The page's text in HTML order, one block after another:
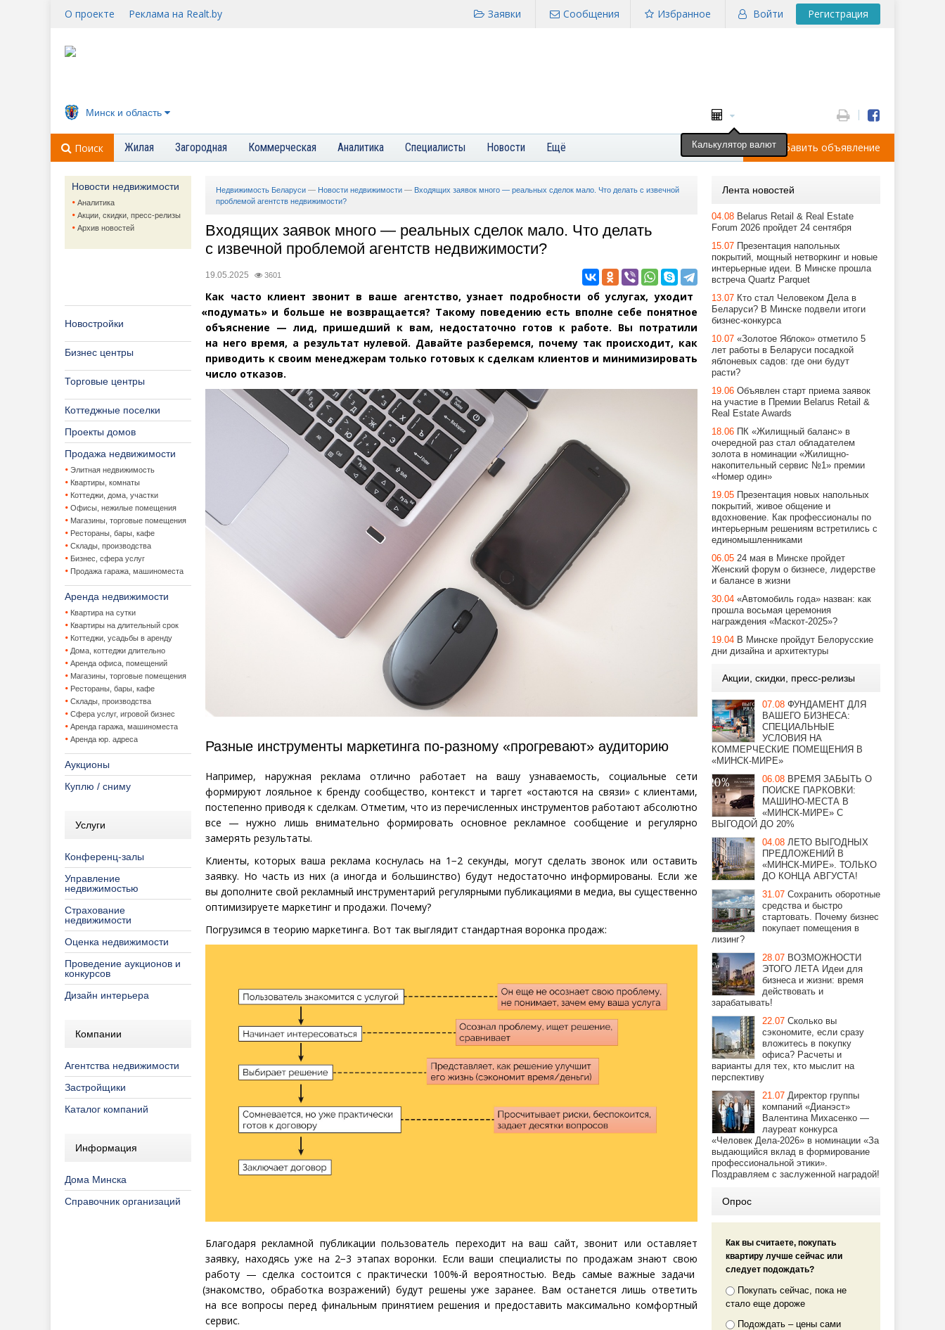
О проекте Реклама на Realt.by Войти Регистрация
Избранное
Сообщения
Заявки
Минск и область
Поиск Жилая Загородная Коммерческая Аналитика Специалисты Новости Ещё Добавить объявление
Новости недвижимости
Аналитика
Акции, скидки, пресс-релизы
Архив новостей
Новостройки
Бизнес центры
Торговые центры
Коттеджные поселки
Проекты домов
Продажа недвижимости
Элитная недвижимость
Квартиры, комнаты
Коттеджи, дома, участки
Офисы, нежилые помещения
Магазины, торговые помещения
Рестораны, бары, кафе
Склады, производства
Бизнес, сфера услуг
Продажа гаража, машиноместа
Аренда недвижимости
Квартира на сутки
Квартиры на длительный срок
Коттеджи, усадьбы в аренду
Дома, коттеджи длительно
Аренда офиса, помещений
Магазины, торговые помещения
Рестораны, бары, кафе
Склады, производства
Сфера услуг, игровой бизнес
Аренда гаража, машиноместа
Аренда юр. адреса
Аукционы
Куплю / сниму
Услуги
Конференц-залы
Управление
недвижимостью
Страхование
недвижимости
Оценка недвижимости
Проведение аукционов и
конкурсов
Дизайн интерьера
Компании
Агентства недвижимости
Застройщики
Каталог компаний
Информация
Дома Минска
Справочник организаций
Недвижимость Беларуси — Новости недвижимости — Входящих заявок много — реальных сделок мало. Что делать с извечной
проблемой агентств недвижимости?
Входящих заявок много — реальных сделок мало. Что делать
с извечной проблемой агентств недвижимости?
19.05.2025 3601
Как часто клиент звонит в ваше агентство, узнает подробности об услугах, уходит
«подумать» и больше не возвращается? Такому поведению есть вполне себе понятное
объяснение — лид, пришедший к вам, недостаточно готов к работе. Вы потратили
на него время, а результат нулевой. Давайте разберемся, почему так происходит, как
приводить к своим менеджерам только готовых к сделкам клиентов и минимизировать
число отказов.
Разные инструменты маркетинга по-разному «прогревают» аудиторию
Например, наружная реклама отлично работает на вашу узнаваемость, социальные сети
формируют лояльное к бренду сообщество, контекст и таргет «остаются на связи» с клиентами,
постепенно приводя к сделкам. Отметим, что из перечисленных инструментов работают абсолютно
все — нужно лишь внимательно формировать основное рекламное сообщение и регулярно
замерять результаты.
Клиенты, которых ваша реклама коснулась на 1−2 секунды, могут сделать звонок или оставить
заявку. Но часть из них (а иногда и большинство) будут недостаточно информированы. Если же
вы дополните свой рекламный инструментарий регулярными публикациями в медиа, вы существенно
оптимизируете маркетинг и продажи. Почему?
Погрузимся в теорию маркетинга. Вот так выглядит стандартная воронка продаж:
Благодаря рекламной публикации пользователь переходит на ваш сайт, звонит или оставляет
заявку, находясь уже на 2−3 этапах воронки. Если ваши специалисты по продажам знают свою
работу — сделка состоится с практически 100%-й вероятностью. Ведь самые важные задачи
(знакомство, обработка возражений) будут решены уже заранее. Вам останется лишь ответить
на все вопросы перед финальным принятием решения и предоставить максимально комфортный
сервис.
Лента новостей
04.08 Belarus Retail & Real Estate
Forum 2026 пройдет 24 сентября
15.07 Презентация напольных
покрытий, мощный нетворкинг и новые
интерьерные идеи. В Минске прошла
встреча Quartz Parquet
13.07 Кто стал Человеком Дела в
Беларуси? В Минске подвели итоги
бизнес-конкурса
10.07 «Золотое Яблоко» отметило 5
лет работы в Беларуси посадкой
яблоневых садов: где они будут
расти?
19.06 Объявлен старт приема заявок
на участие в Премии Belarus Retail &
Real Estate Awards
18.06 ПК «Жилищный баланс» в
очередной раз стал обладателем
золота в номинации «Жилищно-
накопительный сервис №1» премии
«Номер один»
19.05 Презентация новых напольных
покрытий, живое общение и
вдохновение. Как профессионалы по
интерьерным решениям встретились с
единомышленниками
06.05 24 мая в Минске пройдет
Женский форум о бизнесе, лидерстве
и балансе в жизни
30.04 «Автомобиль года» назван: как
прошла восьмая церемония
награждения «Маскот-2025»?
19.04 В Минске пройдут Белорусские
дни дизайна и архитектуры
Акции, скидки, пресс-релизы
07.08 ФУНДАМЕНТ ДЛЯ
ВАШЕГО БИЗНЕСА:
СПЕЦИАЛЬНЫЕ
УСЛОВИЯ НА
КОММЕРЧЕСКИЕ ПОМЕЩЕНИЯ В
«МИНСК-МИРЕ»
06.08 ВРЕМЯ ЗАБЫТЬ О
ПОИСКЕ ПАРКОВКИ:
МАШИНО-МЕСТА В
«МИНСК-МИРЕ» С
ВЫГОДОЙ ДО 20%
04.08 ЛЕТО ВЫГОДНЫХ
ПРЕДЛОЖЕНИЙ В
«МИНСК-МИРЕ». ТОЛЬКО
ДО КОНЦА АВГУСТА!
31.07 Сохранить оборотные
средства и быстро
стартовать. Почему бизнес
покупает помещения в
лизинг?
28.07 ВОЗМОЖНОСТИ
ЭТОГО ЛЕТА Идеи для
бизнеса и жизни: время
действовать и
зарабатывать!
22.07 Сколько вы
сэкономите, если сразу
вложитесь в покупку
офиса? Расчеты и
варианты для тех, кто мыслит на
перспективу
21.07 Директор группы
компаний «Дианэст»
Валентина Михасенко —
лауреат конкурса
«Человек Дела-2026» в номинации «За
выдающийся вклад в формирование
профессиональной этики».
Поздравляем с заслуженной наградой!
Опрос
Как вы считаете, покупать
квартиру лучше сейчас или
следует подождать?
Покупать сейчас, пока не
стало еще дороже
Подождать – цены сами
Калькулятор валют